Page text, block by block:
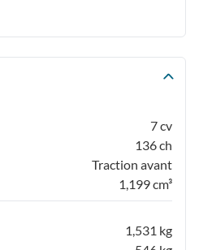
7 cv
136 ch
Traction avant
1,199 cm³
1,531 kg